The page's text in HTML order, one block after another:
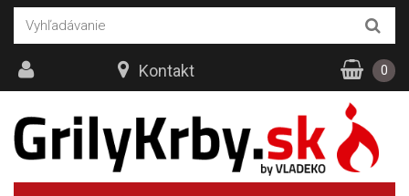
Kontakt 0